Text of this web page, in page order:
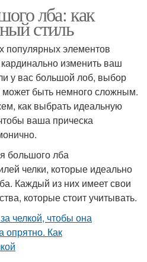
лба: как
стиль
популярных элементов
изменить ваш
у вас большой лоб, выбор
может быть немного сложным.
как выбрать идеальную
ваша прическа
большого лба
челки, которые идеально
Каждый из них имеет свои
которые стоит учитывать.